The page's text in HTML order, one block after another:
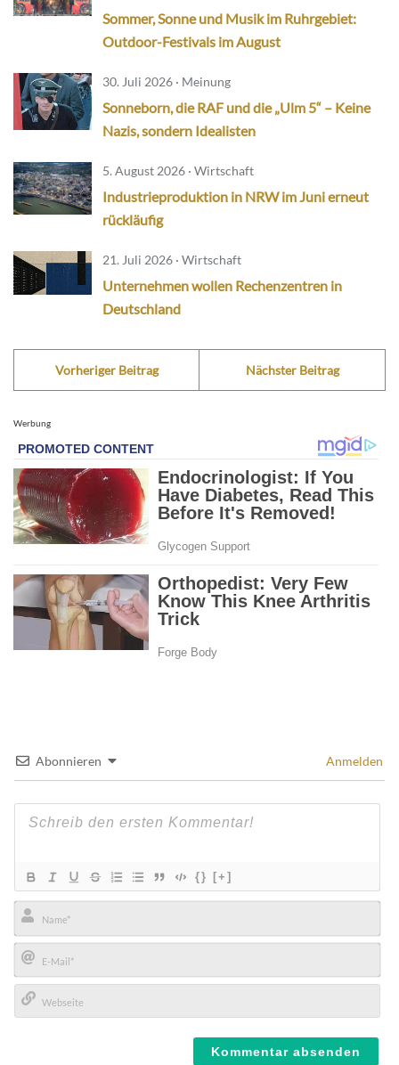
Sommer, Sonne und Musik im Ruhrgebiet:
Outdoor-Festivals im August
30. Juli 2026 · Meinung
Sonneborn, die RAF und die „Ulm 5“ – Keine
Nazis, sondern Idealisten
5. August 2026 · Wirtschaft
Industrieproduktion in NRW im Juni erneut
rückläufig
21. Juli 2026 · Wirtschaft
Unternehmen wollen Rechenzentren in
Deutschland
Vorheriger Beitrag Nächster Beitrag
Werbung
Abonnieren Anmelden
{} [+]
Name*
E-
Mail*